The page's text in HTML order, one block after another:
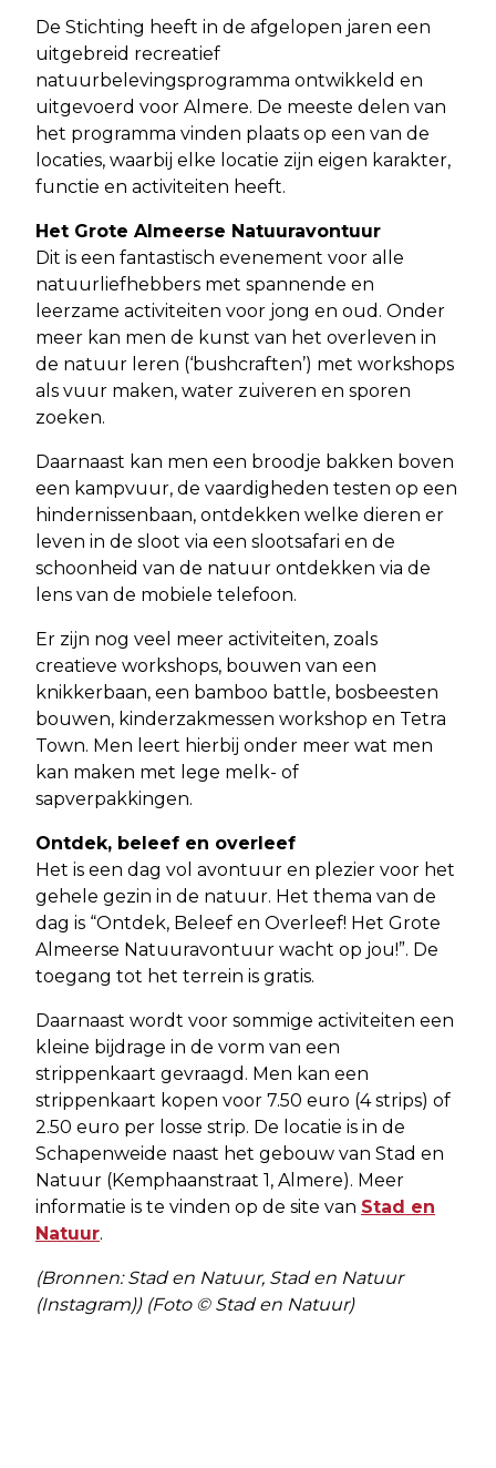
De Stichting heeft in de afgelopen jaren een
uitgebreid recreatief
natuurbelevingsprogramma ontwikkeld en
uitgevoerd voor Almere. De meeste delen van
het programma vinden plaats op een van de
locaties, waarbij elke locatie zijn eigen karakter,
functie en activiteiten heeft.
Het Grote Almeerse Natuuravontuur
Dit is een fantastisch evenement voor alle
natuurliefhebbers met spannende en
leerzame activiteiten voor jong en oud. Onder
meer kan men de kunst van het overleven in
de natuur leren (‘bushcraften’) met workshops
als vuur maken, water zuiveren en sporen
zoeken.
Daarnaast kan men een broodje bakken boven
een kampvuur, de vaardigheden testen op een
hindernissenbaan, ontdekken welke dieren er
leven in de sloot via een slootsafari en de
schoonheid van de natuur ontdekken via de
lens van de mobiele telefoon.
Er zijn nog veel meer activiteiten, zoals
creatieve workshops, bouwen van een
knikkerbaan, een bamboo battle, bosbeesten
bouwen, kinderzakmessen workshop en Tetra
Town. Men leert hierbij onder meer wat men
kan maken met lege melk- of
sapverpakkingen.
Ontdek, beleef en overleef
Het is een dag vol avontuur en plezier voor het
gehele gezin in de natuur. Het thema van de
dag is “Ontdek, Beleef en Overleef! Het Grote
Almeerse Natuuravontuur wacht op jou!”. De
toegang tot het terrein is gratis.
Daarnaast wordt voor sommige activiteiten een
kleine bijdrage in de vorm van een
strippenkaart gevraagd. Men kan een
strippenkaart kopen voor 7.50 euro (4 strips) of
2.50 euro per losse strip. De locatie is in de
Schapenweide naast het gebouw van Stad en
Natuur (Kemphaanstraat 1, Almere). Meer
informatie is te vinden op de site van Stad en
Natuur.
(Bronnen: Stad en Natuur, Stad en Natuur
(Instagram)) (Foto © Stad en Natuur)